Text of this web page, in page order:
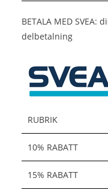
BETALA MED
delbetalning
RUBRIK
10% RABATT
15% RABATT